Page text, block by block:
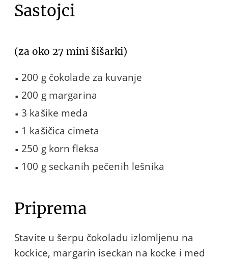
Sastojci
(za oko 27 mini šišarki)
200 g čokolade za kuvanje
200 g margarina
3 kašike meda
1 kašičica cimeta
250 g korn fleksa
100 g seckanih pečenih lešnika
Priprema
Stavite u šerpu čokoladu izlomljenu na
kockice, margarin iseckan na kocke i med